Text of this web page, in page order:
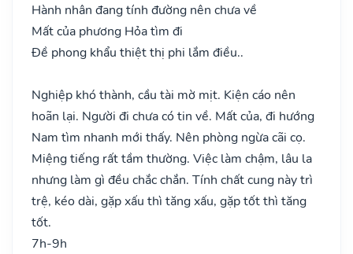
Hành nhân đang tính đường nên chưa về
Mất của phương Hỏa tìm đi
Đề phong khẩu thiệt thị phi lắm điều..
Nghiệp khó thành, cầu tài mờ mịt. Kiện cáo nên
hoãn lại. Người đi chưa có tin về. Mất của, đi hướng
Nam tìm nhanh mới thấy. Nên phòng ngừa cãi cọ.
Miệng tiếng rất tầm thường. Việc làm chậm, lâu la
nhưng làm gì đều chắc chắn. Tính chất cung này trì
trệ, kéo dài, gặp xấu thì tăng xấu, gặp tốt thì tăng
tốt.
7h-9h